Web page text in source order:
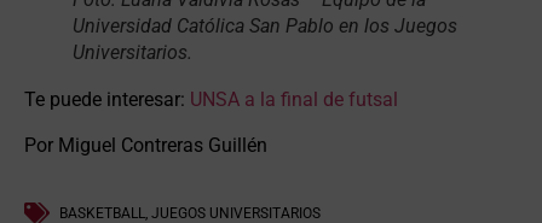
Universidad Católica San Pablo en los Juegos
Universitarios.
Te puede interesar: UNSA a la final de futsal
Por Miguel Contreras Guillén
BASKETBALL JUEGOS UNIVERSITARIOS